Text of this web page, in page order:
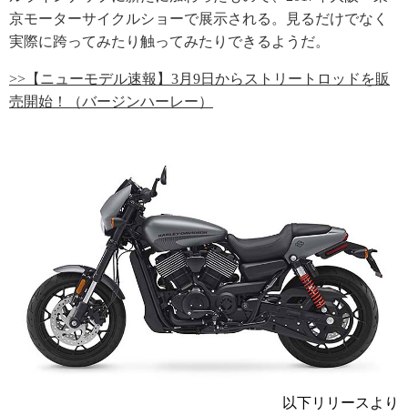
京モーターサイクルショーで展示される。見るだけでなく
実際に跨ってみたり触ってみたりできるようだ。
>>【ニューモデル速報】3月9日からストリートロッドを販
売開始！（バージンハーレー）
以下リリースより